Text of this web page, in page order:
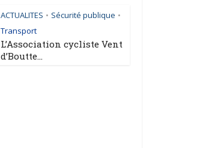
ACTUALITES • Sécurité publique •
Transport
L’Association cycliste Vent
d’Boutte...